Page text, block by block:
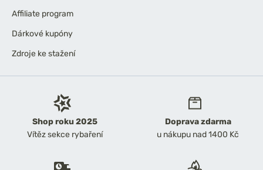
Shop roku 2025
Vítěz sekce rybaření
Doprava zdarma
u nákupu nad 1400 Kč
Affiliate program
Dárkové kupóny
Zdroje ke stažení